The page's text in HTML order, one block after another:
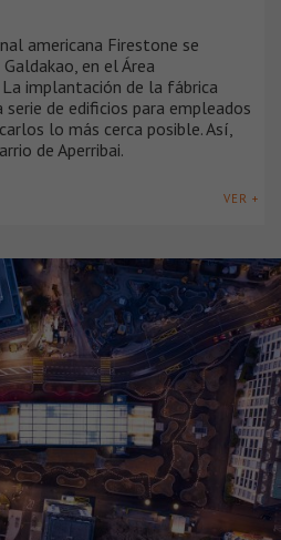
americana Firestone se
en el Área
implantación de la fábrica
de edificios para empleados
lo más cerca posible. Así,
de Aperribai.
VER +